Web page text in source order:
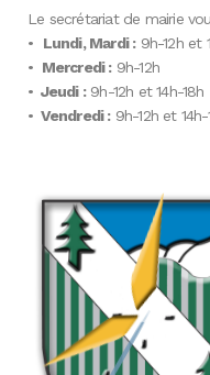
Le secrétariat de mairie
• Lundi, Mardi :9h-12h et
• Mercredi :9h-12h
• Jeudi :9h-12h et 14h-18h
• Vendredi :9h-12h et 14h-